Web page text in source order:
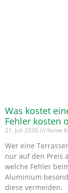
Was kostet
Fehler kosten
21. Juli 2026 Keine
Wer eine
nur auf den Preis
welche Fehler
Aluminium
diese vermeiden.